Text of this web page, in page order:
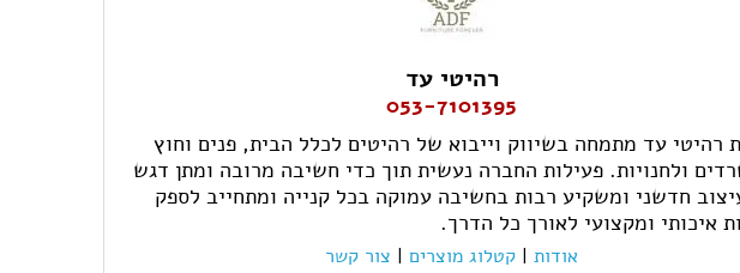
רהיטי עד
053-7101395
רהיטי עד מתמחה בשיווק וייבוא של רהיטים לכלל הבית, פנים וחוץ
ולחנויות. פעילות החברה נעשית תוך כדי חשיבה מרובה ומתן דגש
חדשני ומשקיע רבות בחשיבה עמוקה בכל קנייה ומתחייב לספק
איכותי ומקצועי לאורך כל הדרך.
אודות | קטלוג מוצרים | צור קשר